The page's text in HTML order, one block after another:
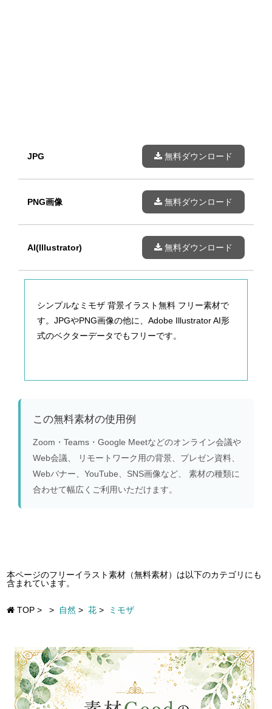
JPG 無料ダウンロード
PNG画像 無料ダウンロード
AI(Illustrator) 無料ダウンロード
シンプルなミモザ 背景イラスト無料 フリー素材で
す。JPGやPNG画像の他に、Adobe Illustrator AI形
式のベクターデータでもフリーです。
この無料素材の使用例
Zoom・Teams・Google Meetなどのオンライン会議や
Web会議、 リモートワーク用の背景、プレゼン資料、
Webバナー、YouTube、SNS画像など、 素材の種類に
合わせて幅広くご利用いただけます。
本ページのフリーイラスト素材（無料素材）は以下のカテゴリにも
含まれています。
TOP > > 自然 > 花 > ミモザ